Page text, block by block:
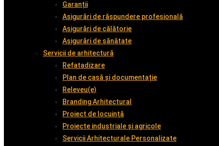
Garanții
Asigurări de răspundere profesională
Asigurări de călătorie
Asigurări de sănătate
Servicii de arhitectură
Refatadizare
Plan de casă și documentație
Releveu(e)
Branding Arhitectural
Proiect de locuință
Proiecte industriale și agricole
Servicii Arhitecturale Personalizate